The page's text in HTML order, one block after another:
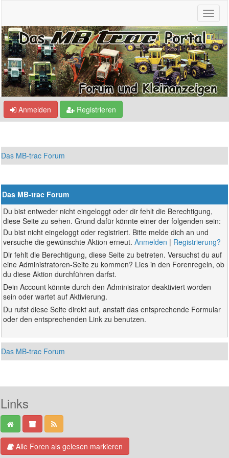
Anmelden Registrieren
Das MB-trac Forum
Das MB-trac Forum
Du bist entweder nicht eingeloggt oder dir fehlt die Berechtigung,
diese Seite zu sehen. Grund dafür könnte einer der folgenden sein:
Du bist nicht eingeloggt oder registriert. Bitte melde dich an und
versuche die gewünschte Aktion erneut.Anmelden | Registrierung?
Dir fehlt die Berechtigung, diese Seite zu betreten. Versuchst du auf
eine Administratoren-Seite zu kommen? Lies in den Forenregeln, ob
du diese Aktion durchführen darfst.
Dein Account könnte durch den Administrator deaktiviert worden
sein oder wartet auf Aktivierung.
Du rufst diese Seite direkt auf, anstatt das entsprechende Formular
oder den entsprechenden Link zu benutzen.
Das MB-trac Forum
Links
Alle Foren als gelesen markieren